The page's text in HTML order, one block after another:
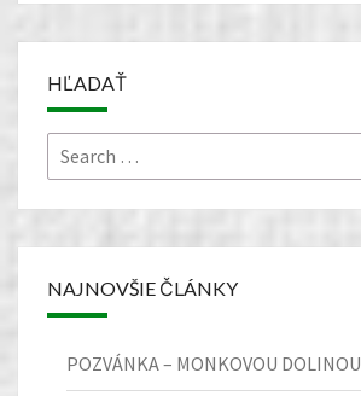
HĽADAŤ
Search
for:
NAJNOVŠIE ČLÁNKY
POZVÁNKA – MONKOVOU DOLINOU